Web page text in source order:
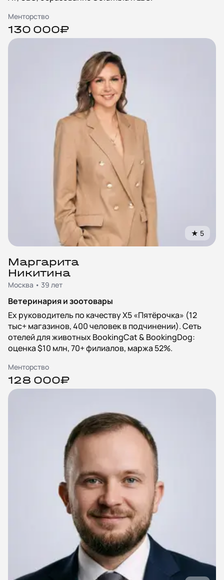
Менторство
130 000₽
★ 5
Маргарита
Никитина
Москва • 39 лет
Ветеринария и зоотовары
Ex руководитель по качеству X5 «Пятёрочка» (12
тыс+ магазинов, 400 человек в подчинении). Сеть
отелей для животных BookingCat & BookingDog:
оценка $10 млн, 70+ филиалов, маржа 52%.
Менторство
128 000₽